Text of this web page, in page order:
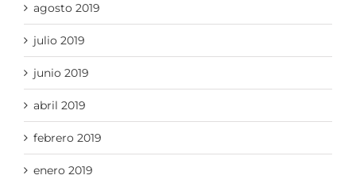
agosto 2019
julio 2019
junio 2019
abril 2019
febrero 2019
enero 2019